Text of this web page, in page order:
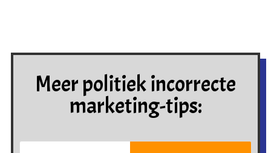
Meer politiek incorrecte
marketing-tips: